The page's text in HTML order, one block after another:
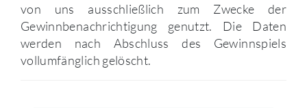
von uns ausschließlich zum Zwecke der
Gewinnbenachrichtigung genutzt. Die Daten
werden nach Abschluss des Gewinnspiels
vollumfänglich gelöscht.